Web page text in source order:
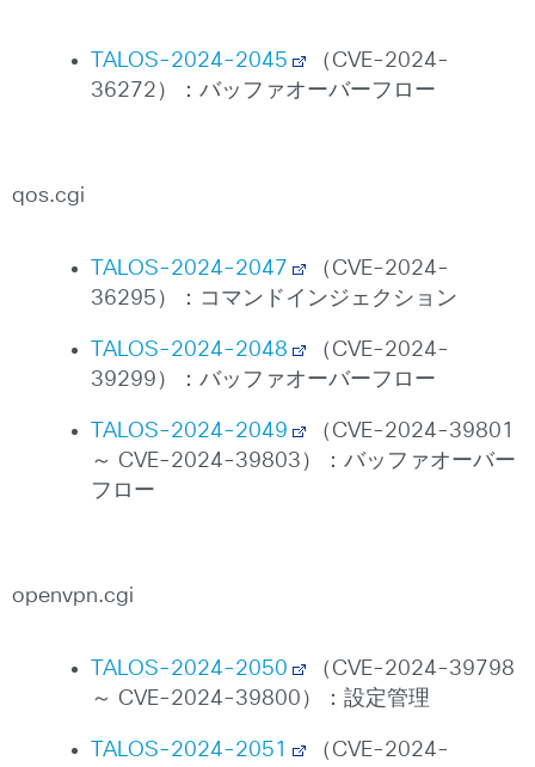
TALOS-2024-2045
（CVE-2024-
36272）：バッファオーバーフロー
qos.cgi
TALOS-2024-2047
（CVE-2024-
36295）：コマンドインジェクション
TALOS-2024-2048
（CVE-2024-
39299）：バッファオーバーフロー
TALOS-2024-2049
（CVE-2024-39801
～ CVE-2024-39803）：バッファオーバー
フロー
openvpn.cgi
TALOS-2024-2050
（CVE-2024-39798
～ CVE-2024-39800）：設定管理
TALOS-2024-2051
（CVE-2024-